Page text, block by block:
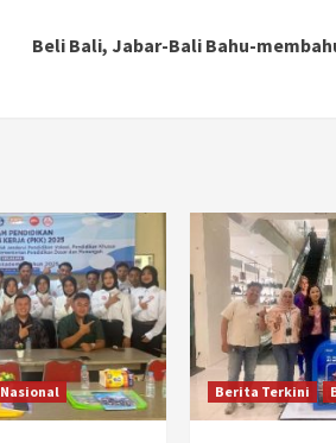
Beli Bali, Jabar-Bali Bahu-
Nasional Berita Terkini